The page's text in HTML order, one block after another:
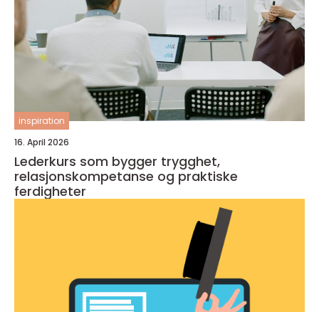
inspiration
16. April 2026
Lederkurs som bygger trygghet,
relasjonskompetanse og praktiske
ferdigheter